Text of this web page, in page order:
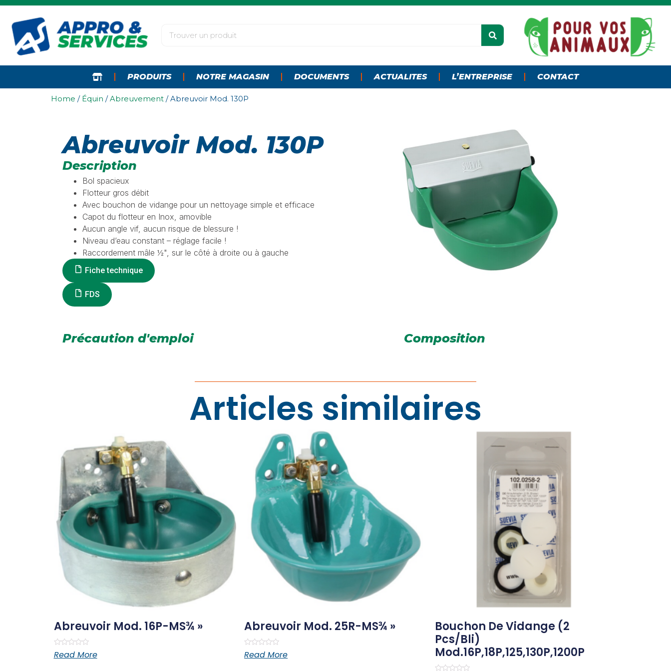
PRODUITS NOTRE MAGASIN DOCUMENTS ACTUALITES L’ENTREPRISE CONTACT
Home / Équin /Abreuvement / Abreuvoir Mod. 130P
Abreuvoir Mod. 130P
Description
Bol spacieux
Flotteur gros débit
Avec bouchon de vidange pour un nettoyage simple et efficace
Capot du flotteur en Inox, amovible
Aucun angle vif, aucun risque de blessure !
Niveau d’eau constant – réglage facile !
Raccordement mâle ½", sur le côté à droite ou à gauche
Fiche technique
FDS
Précaution d'emploi Composition
Articles similaires
Abreuvoir Mod. 16P-MS¾ »
Rated
0
Read More
Abreuvoir Mod. 25R-MS¾ »
Rated
0
Read More
Bouchon De Vidange (2
Pcs/bli)
Mod.16P,18P,125,130P,1200P